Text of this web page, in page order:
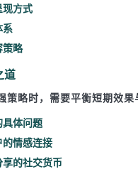
方式
略
道
策略时，需要平衡短期效果
体问题
情感连接
的社交货币